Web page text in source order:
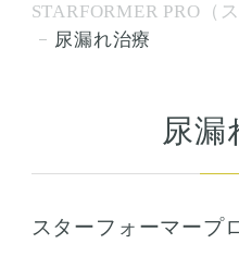
STARFORMER PRO（
尿漏れ治療
尿漏
スターフォーマープ